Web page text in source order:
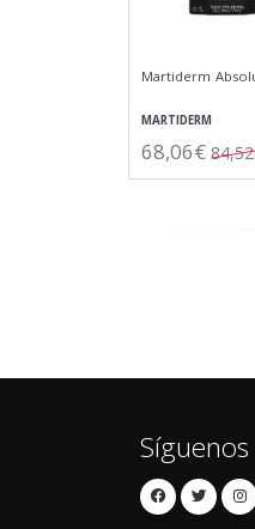
Martiderm
MARTIDERM
68,06€